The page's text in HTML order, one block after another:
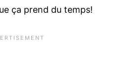
ça prend du temps!